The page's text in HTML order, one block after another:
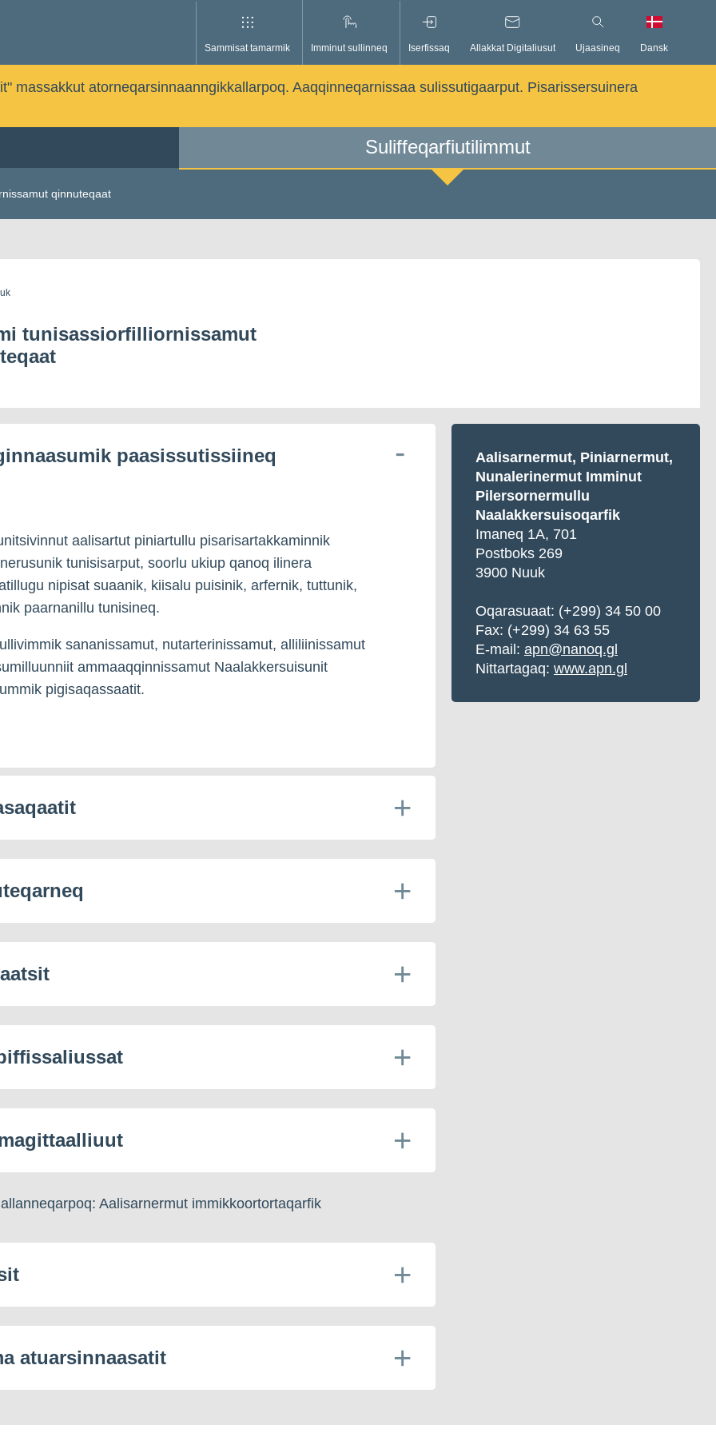
Sammisat tamarmik Imminut sullinneq Iserfissaq Allakkat Digitaliusut Ujaasineq Dansk
massakkut atorneqarsinnaanngikkallarpoq. Aaqqinneqarnissaa sulissutigaarput. Pisarissersuinera
Suliffeqarfiutilimmut
qinnuteqaat
tunisassiorfilliornissamut
paasissutissiineq
aalisartut piniartullu pisarisartakkaminnik
tunisisarput, soorlu ukiup qanoq ilinera
nipisat suaanik, kiisalu puisinik, arfernik, tuttunik,
paarnanillu tunisineq.
sananissamut, nutarterinissamut, alliliinissamut
ammaaqqinnissamut Naalakkersuisunit
pigisaqassaatit.
Aalisarnermut immikkoortortaqarfik
atuarsinnaasatit
Aalisarnermut, Piniarnermut,
Nunalerinermut Imminut
Pilersornermullu
Naalakkersuisoqarfik
Imaneq 1A, 701
Postboks 269
3900 Nuuk
Oqarasuaat: (+299) 34 50 00
Fax: (+299) 34 63 55
E-mail: apn@nanoq.gl
Nittartagaq: www.apn.gl